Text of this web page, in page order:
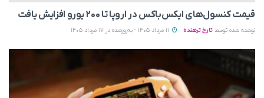
قیمت کنسول‌های ایکس‌باکس در اروپا تا ۲۰۰ یورو افزایش یافت
نوشته شده توسط تارخ ترهنده